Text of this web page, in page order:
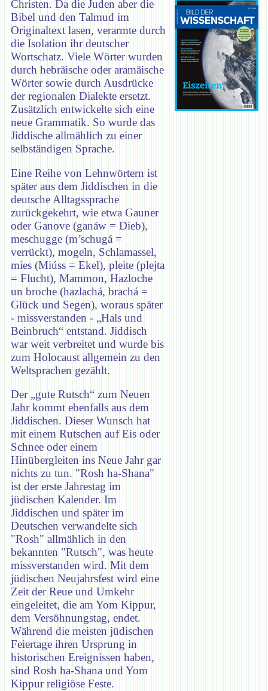
Christen. Da die Juden aber die
Bibel und den Talmud im
Originaltext lasen, verarmte durch
die Isolation ihr deutscher
Wortschatz. Viele Wörter wurden
durch hebräische oder aramäische
Wörter sowie durch Ausdrücke
der regionalen Dialekte ersetzt.
Zusätzlich entwickelte sich eine
neue Grammatik. So wurde das
Jiddische allmählich zu einer
selbständigen Sprache.
Eine Reihe von Lehnwörtern ist
später aus dem Jiddischen in die
deutsche Alltagssprache
zurückgekehrt, wie etwa Gauner
oder Ganove (ganáw = Dieb),
meschugge (m’schugá =
verrückt), mogeln, Schlamassel,
mies (Miúss = Ekel), pleite (plejta
= Flucht), Mammon, Hazloche
un broche (hazlachá, brachá =
Glück und Segen), woraus später
- missverstanden - „Hals und
Beinbruch“ entstand. Jiddisch
war weit verbreitet und wurde bis
zum Holocaust allgemein zu den
Weltsprachen gezählt.
Der „gute Rutsch“ zum Neuen
Jahr kommt ebenfalls aus dem
Jiddischen. Dieser Wunsch hat
mit einem Rutschen auf Eis oder
Schnee oder einem
Hinübergleiten ins Neue Jahr gar
nichts zu tun. "Rosh ha-Shana"
ist der erste Jahrestag im
jüdischen Kalender. Im
Jiddischen und später im
Deutschen verwandelte sich
"Rosh" allmählich in den
bekannten "Rutsch", was heute
missverstanden wird. Mit dem
jüdischen Neujahrsfest wird eine
Zeit der Reue und Umkehr
eingeleitet, die am Yom Kippur,
dem Versöhnungstag, endet.
Während die meisten jüdischen
Feiertage ihren Ursprung in
historischen Ereignissen haben,
sind Rosh ha-Shana und Yom
Kippur religiöse Feste.